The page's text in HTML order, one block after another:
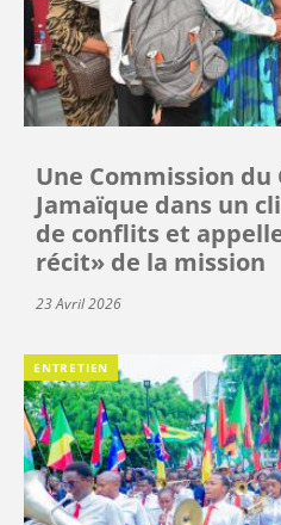
Une Commission du
Jamaïque dans un
de conflits et
récit» de la mission
23 Avril 2026
ENTRETIEN